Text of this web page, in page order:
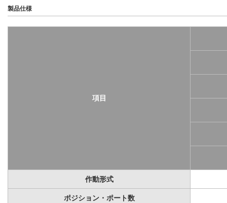
製品仕様
項目
作動形式
ポジション・ポート数